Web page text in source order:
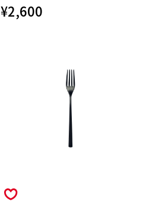
¥2,600